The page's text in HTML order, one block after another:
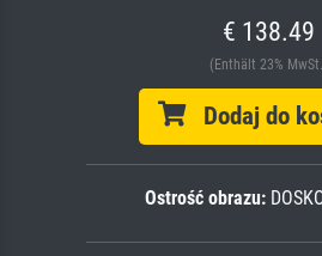
€ 138.49
(Enthält 23%
Dodaj do
Ostrość obrazu: